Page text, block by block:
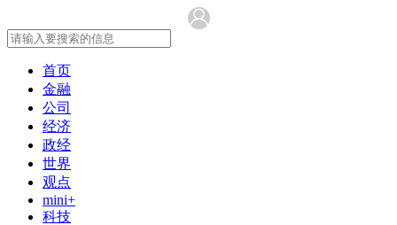
首页
金融
公司
经济
政经
世界
观点
mini+
科技